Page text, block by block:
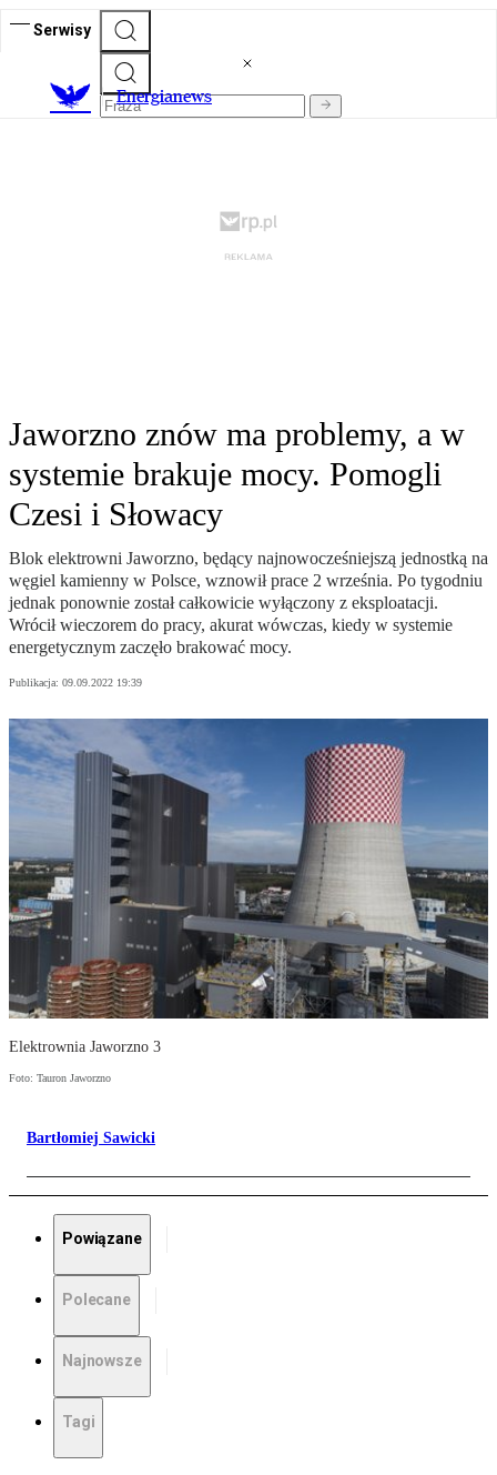
Serwisy
Energianews
Jaworzno znów ma problemy, a w
systemie brakuje mocy. Pomogli
Czesi i Słowacy
Blok elektrowni Jaworzno, będący najnowocześniejszą jednostką na
węgiel kamienny w Polsce, wznowił prace 2 września. Po tygodniu
jednak ponownie został całkowicie wyłączony z eksploatacji.
Wrócił wieczorem do pracy, akurat wówczas, kiedy w systemie
energetycznym zaczęło brakować mocy.
Publikacja: 09.09.2022 19:39
Elektrownia Jaworzno 3
Foto: Tauron Jaworzno
Bartłomiej Sawicki
Powiązane
Polecane
Najnowsze
Tagi